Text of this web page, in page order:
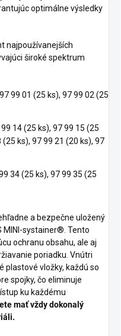
optimálne výsledky
najpoužívanejších
široké spektrum
99 01 (25 ks), 97 99 02 (25
14 (25 ks), 97 99 15 (25
(25 ks), 97 99 21 (20 ks), 97
34 (25 ks), 97 99 35 (25
a bezpečne uložený
MINI-systainer®. Tento
ochranu obsahu, ale aj
poriadku. Vnútri
vložky, každú so
spojky, čo eliminuje
ku každému
mať vždy dokonalý